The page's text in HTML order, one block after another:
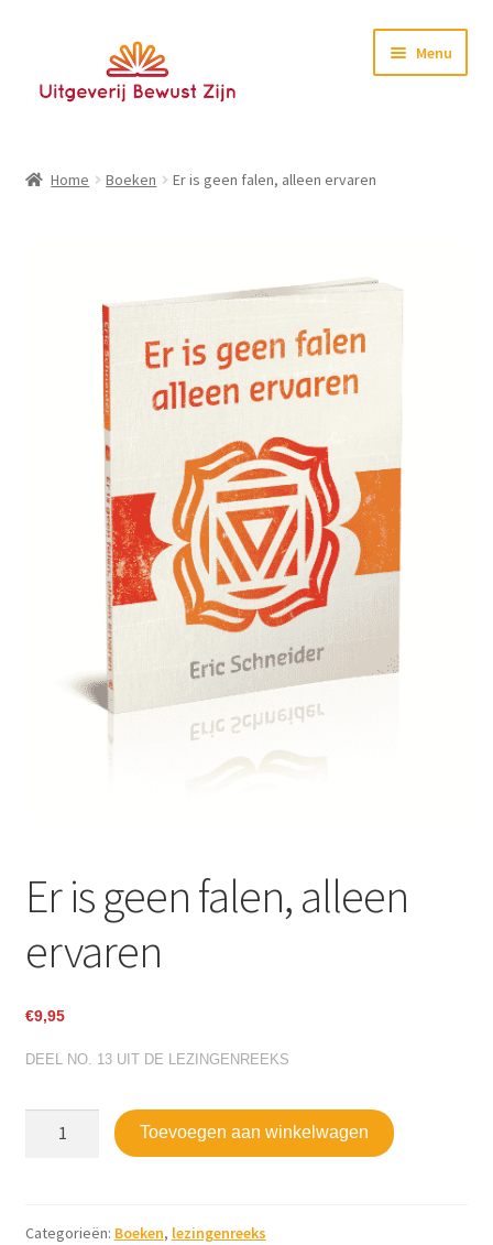
naar
de
Menu
Nieuwsbrief
Testimonials
Mijn account
Home Boeken Er is geen falen, alleen ervaren
Er is geen falen, alleen
ervaren
€9,95
DEEL NO. 13 UIT DE LEZINGENREEKS
alleen
Toevoegen aan winkelwagen
Categorieën: Boeken, lezingenreeks